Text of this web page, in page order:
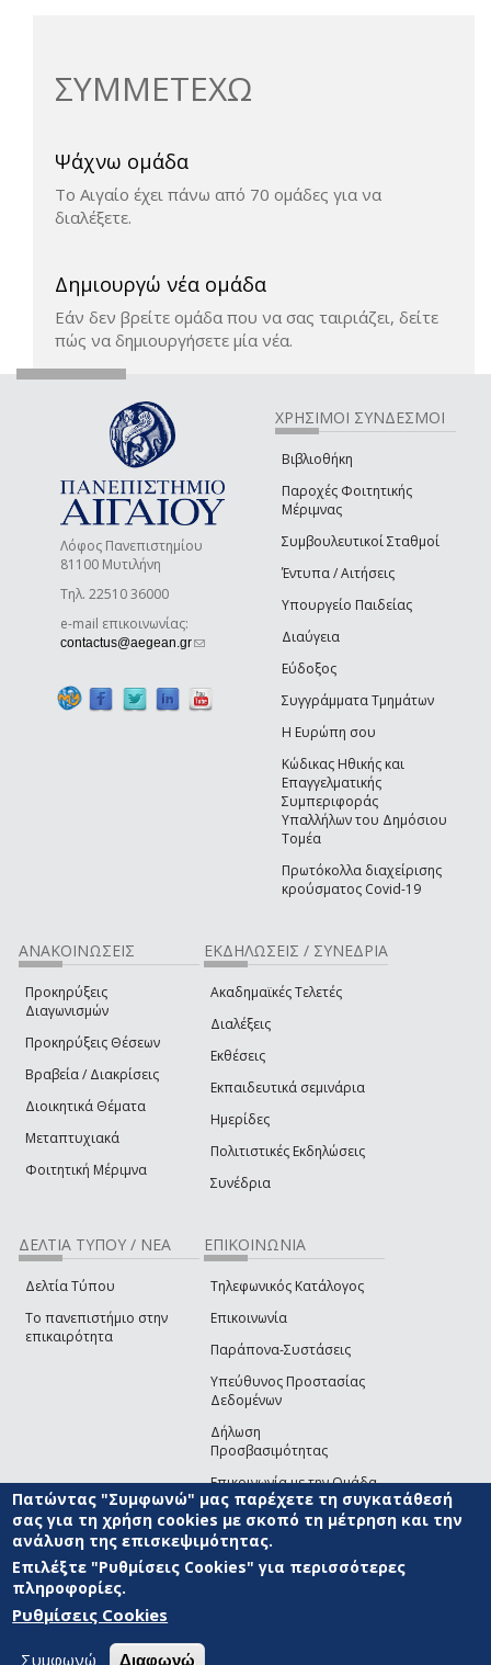
ΣΥΜΜΕΤΕΧΩ
Ψάχνω ομάδα
Το Αιγαίο έχει πάνω από 70 ομάδες για να
διαλέξετε.
Δημιουργώ νέα ομάδα
Εάν δεν βρείτε ομάδα που να σας ταιριάζει, δείτε
πώς να δημιουργήσετε μία νέα.
Λόφος Πανεπιστημίου
81100 Μυτιλήνη
Τηλ. 22510 36000
e-mail επικοινωνίας:
contactus@aegean.gr(link sends e-mail)
ΧΡΗΣΙΜΟΙ ΣΥΝΔΕΣΜΟΙ
Βιβλιοθήκη
Παροχές Φοιτητικής
Μέριμνας
Συμβουλευτικοί Σταθμοί
Έντυπα / Αιτήσεις
Υπουργείο Παιδείας
Διαύγεια
Εύδοξος
Συγγράμματα Τμημάτων
Η Ευρώπη σου
Κώδικας Ηθικής και
Επαγγελματικής
Συμπεριφοράς
Υπαλλήλων του Δημόσιου
Τομέα
Πρωτόκολλα διαχείρισης
κρούσματος Covid-19
ΑΝΑΚΟΙΝΩΣΕΙΣ
Προκηρύξεις
Διαγωνισμών
Προκηρύξεις Θέσεων
Βραβεία / Διακρίσεις
Διοικητικά Θέματα
Μεταπτυχιακά
Φοιτητική Μέριμνα
ΕΚΔΗΛΩΣΕΙΣ / ΣΥΝΕΔΡΙΑ
Ακαδημαϊκές Τελετές
Διαλέξεις
Εκθέσεις
Εκπαιδευτικά σεμινάρια
Ημερίδες
Πολιτιστικές Εκδηλώσεις
Συνέδρια
ΔΕΛΤΙΑ ΤΥΠΟΥ / ΝΕΑ
Δελτία Τύπου
Το πανεπιστήμιο στην
επικαιρότητα
ΕΠΙΚΟΙΝΩΝΙΑ
Τηλεφωνικός Κατάλογος
Επικοινωνία
Παράπονα-Συστάσεις
Υπεύθυνος Προστασίας
Δεδομένων
Δήλωση
Προσβασιμότητας
Επικοινωνία με την Ομάδα
Ανάπτυξης του site(link sends e-mail)
© ΠΑΝΕΠΙΣΤΗΜΙΟ ΑΙΓΑΙΟΥ ΟΡΟΙ ΧΡΗΣΗΣ
ΑΝΑΠΤΥΞΗΣ
Πατώντας "Συμφωνώ" μας παρέχετε τη συγκατάθεσή
σας για τη χρήση cookies με σκοπό τη μέτρηση και την
ανάλυση της επισκεψιμότητας.
Επιλέξτε "Ρυθμίσεις Cookies" για περισσότερες
πληροφορίες.
Ρυθμίσεις Cookies
Συμφωνώ Διαφωνώ